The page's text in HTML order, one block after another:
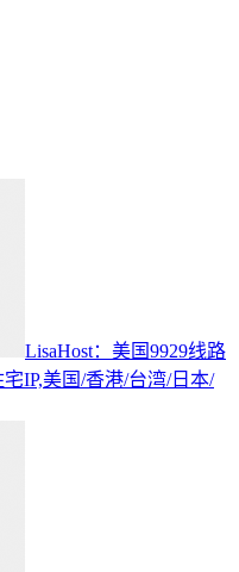
LisaHost：美国9929线路
IP,美国/香港/台湾/日本/